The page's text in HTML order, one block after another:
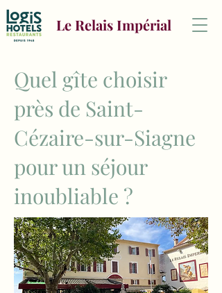
Le Relais Impérial
Quel gîte choisir
près de Saint-
Cézaire-sur-Siagne
pour un séjour
inoubliable ?